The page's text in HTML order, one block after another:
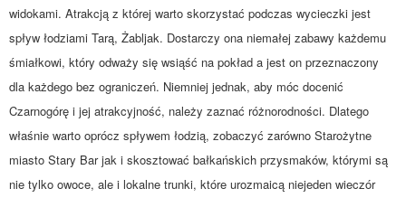
widokami. Atrakcją z której warto skorzystać podczas wycieczki jest
spływ łodziami Tarą, Żabljak. Dostarczy ona niemałej zabawy każdemu
śmiałkowi, który odważy się wsiąść na pokład a jest on przeznaczony
dla każdego bez ograniczeń. Niemniej jednak, aby móc docenić
Czarnogórę i jej atrakcyjność, należy zaznać różnorodności. Dlatego
właśnie warto oprócz spływem łodzią, zobaczyć zarówno Starożytne
miasto Stary Bar jak i skosztować bałkańskich przysmaków, którymi są
nie tylko owoce, ale i lokalne trunki, które urozmaicą niejeden wieczór